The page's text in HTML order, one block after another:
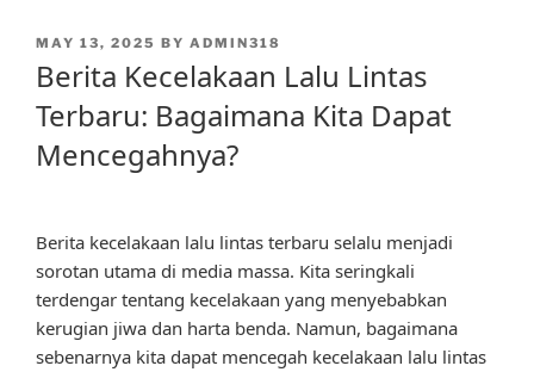
POSTED
MAY 13, 2025 BY ADMIN318
Berita Kecelakaan Lalu Lintas
Terbaru: Bagaimana Kita Dapat
Mencegahnya?
Berita kecelakaan lalu lintas terbaru selalu menjadi
sorotan utama di media massa. Kita seringkali
terdengar tentang kecelakaan yang menyebabkan
kerugian jiwa dan harta benda. Namun, bagaimana
sebenarnya kita dapat mencegah kecelakaan lalu lintas